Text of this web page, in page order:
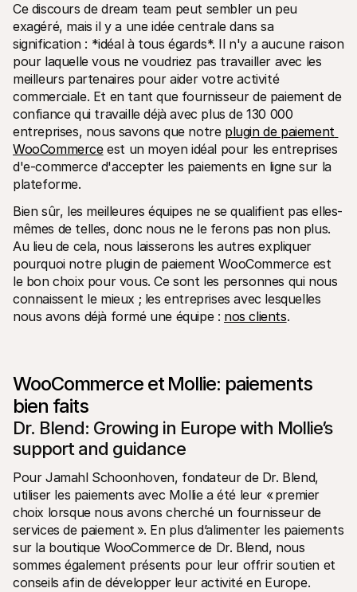
Ce discours de dream team peut sembler un peu
exagéré, mais il y a une idée centrale dans sa
signification : *idéal à tous égards*. Il n'y a aucune raison
pour laquelle vous ne voudriez pas travailler avec les
meilleurs partenaires pour aider votre activité
commerciale. Et en tant que fournisseur de paiement de
confiance qui travaille déjà avec plus de 130 000
entreprises, nous savons que notre plugin de paiement
WooCommerce est un moyen idéal pour les entreprises
d'e-commerce d'accepter les paiements en ligne sur la
plateforme.
Bien sûr, les meilleures équipes ne se qualifient pas elles-
mêmes de telles, donc nous ne le ferons pas non plus.
Au lieu de cela, nous laisserons les autres expliquer
pourquoi notre plugin de paiement WooCommerce est
le bon choix pour vous. Ce sont les personnes qui nous
connaissent le mieux ; les entreprises avec lesquelles
nous avons déjà formé une équipe : nos clients.
WooCommerce et Mollie: paiements
bien faits
Dr. Blend: Growing in Europe with Mollie’s
support and guidance
Pour Jamahl Schoonhoven, fondateur de Dr. Blend,
utiliser les paiements avec Mollie a été leur « premier
choix lorsque nous avons cherché un fournisseur de
services de paiement ». En plus d’alimenter les paiements
sur la boutique WooCommerce de Dr. Blend, nous
sommes également présents pour leur offrir soutien et
conseils afin de développer leur activité en Europe.